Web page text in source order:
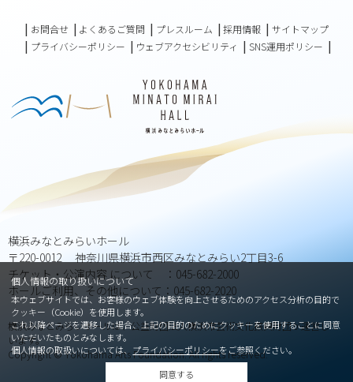
同意する
個人情報の取り扱いについて
本ウェブサイトでは、お客様のウェブ体験を向上させるためのアクセス分析の目的で
クッキー（Cookie）を使用します。
これ以降ページを遷移した場合、上記の目的のためにクッキーを使用することに同意
いただいたものとみなします。
個人情報の取扱いについては、 プライバシーポリシーをご参照ください。
お問合せ よくあるご質問 プレスルーム 採用情報
サイトマップ
プライバシーポリシー
ウェブアクセシビリティ SNS運用ポリシー
横浜みなとみらいホール
〒220-0012 神奈川県横浜市西区みなとみらい2丁目3-6
チケット・公演内容 について ：045-682-2000
ホールご利用、その他について：045-682-2020
横浜みなとみらいホールは、公益財団法人横浜市芸術文化振興財団が運営して
います。
Copyright © Yokohama Arts Foundation. All rights reserved.